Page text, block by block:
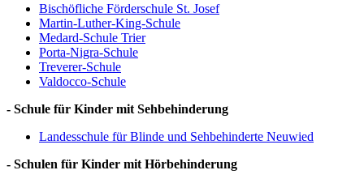
Bischöfliche Förderschule St. Josef
Martin-Luther-King-Schule
Medard-Schule Trier
Porta-Nigra-Schule
Treverer-Schule
Valdocco-Schule
- Schule für Kinder mit Sehbehinderung
Landesschule für Blinde und Sehbehinderte Neuwied
- Schulen für Kinder mit Hörbehinderung